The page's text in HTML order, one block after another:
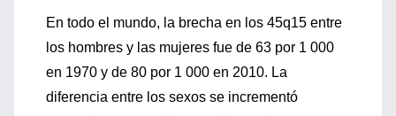
En todo el mundo, la brecha en los 45q15 entre
los hombres y las mujeres fue de 63 por 1 000
en 1970 y de 80 por 1 000 en 2010. La
diferencia entre los sexos se incrementó